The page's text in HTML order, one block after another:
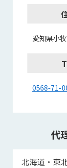
愛知県小
0568-71-
代
北海道・東